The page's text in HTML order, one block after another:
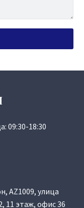
09:30-18:30
AZ1009, улица
11 этаж, офис 36